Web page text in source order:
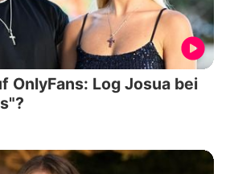
OnlyFans: Log Josua bei